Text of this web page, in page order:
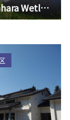
Midagahara Wetlands